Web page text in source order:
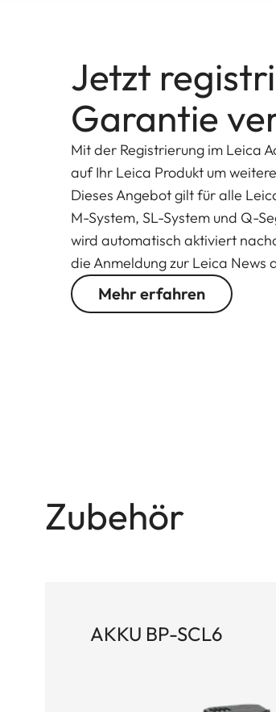
Jetzt
Garantie
Mit der Registrierung im Leica
auf Ihr Leica Produkt um
Dieses Angebot gilt für alle
M-System, SL-System und Q-
wird automatisch aktiviert
die Anmeldung zur Leica News
Mehr erfahren
Zubehör
AKKU BP-SCL6